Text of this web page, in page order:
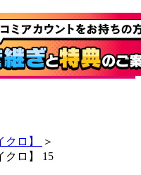
ロ】
＞
クロ】 15